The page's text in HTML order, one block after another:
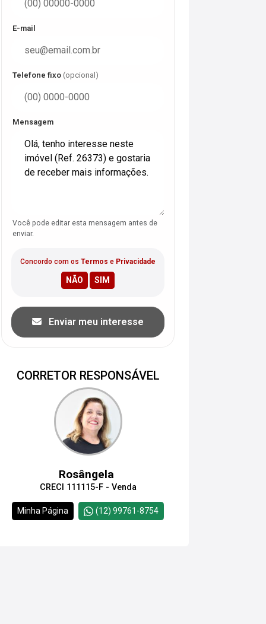
E-mail
Telefone fixo (opcional)
Mensagem
Você pode editar esta mensagem antes de
enviar.
Concordo com os Termos e Privacidade
Enviar meu interesse
CORRETOR RESPONSÁVEL
Rosângela
CRECI 111115-F - Venda
Minha Página (12) 99761-8754